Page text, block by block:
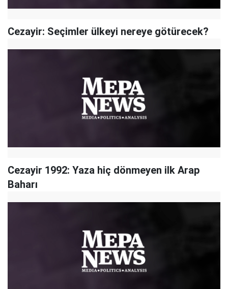
Cezayir: Seçimler ülkeyi nereye götürecek?
Cezayir 1992: Yaza hiç dönmeyen ilk Arap
Baharı